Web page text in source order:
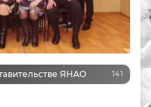
ЯНАО 141